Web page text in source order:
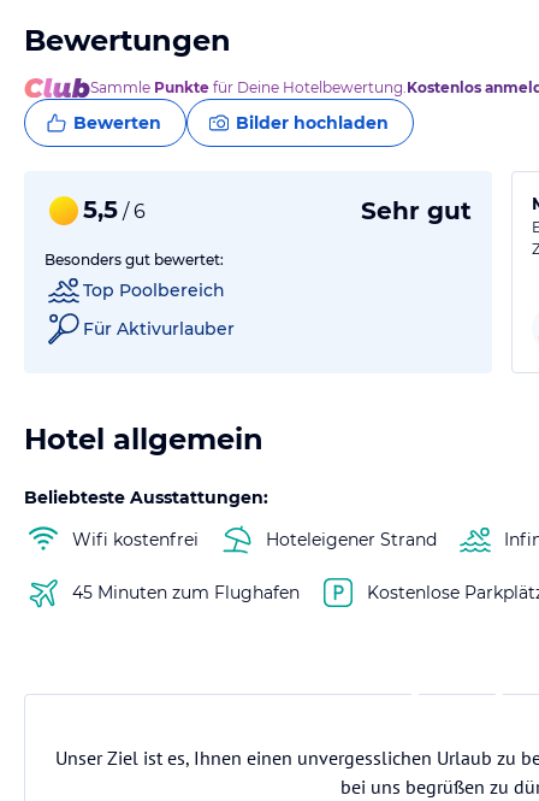
Bewertungen
Sammle Punkte für Deine Hotelbewertung.Kostenlos
Bewerten Bilder hochladen
5,5 / 6 Sehr gut
Besonders gut bewertet:
Top Poolbereich
Für Aktivurlauber
Hotel allgemein
Beliebteste Ausstattungen:
Wifi kostenfrei
Hoteleigener Strand
45 Minuten zum Flughafen Kostenlose
Unser Ziel ist es, Ihnen einen unvergesslichen Urlaub zu
bei uns begrüßen zu